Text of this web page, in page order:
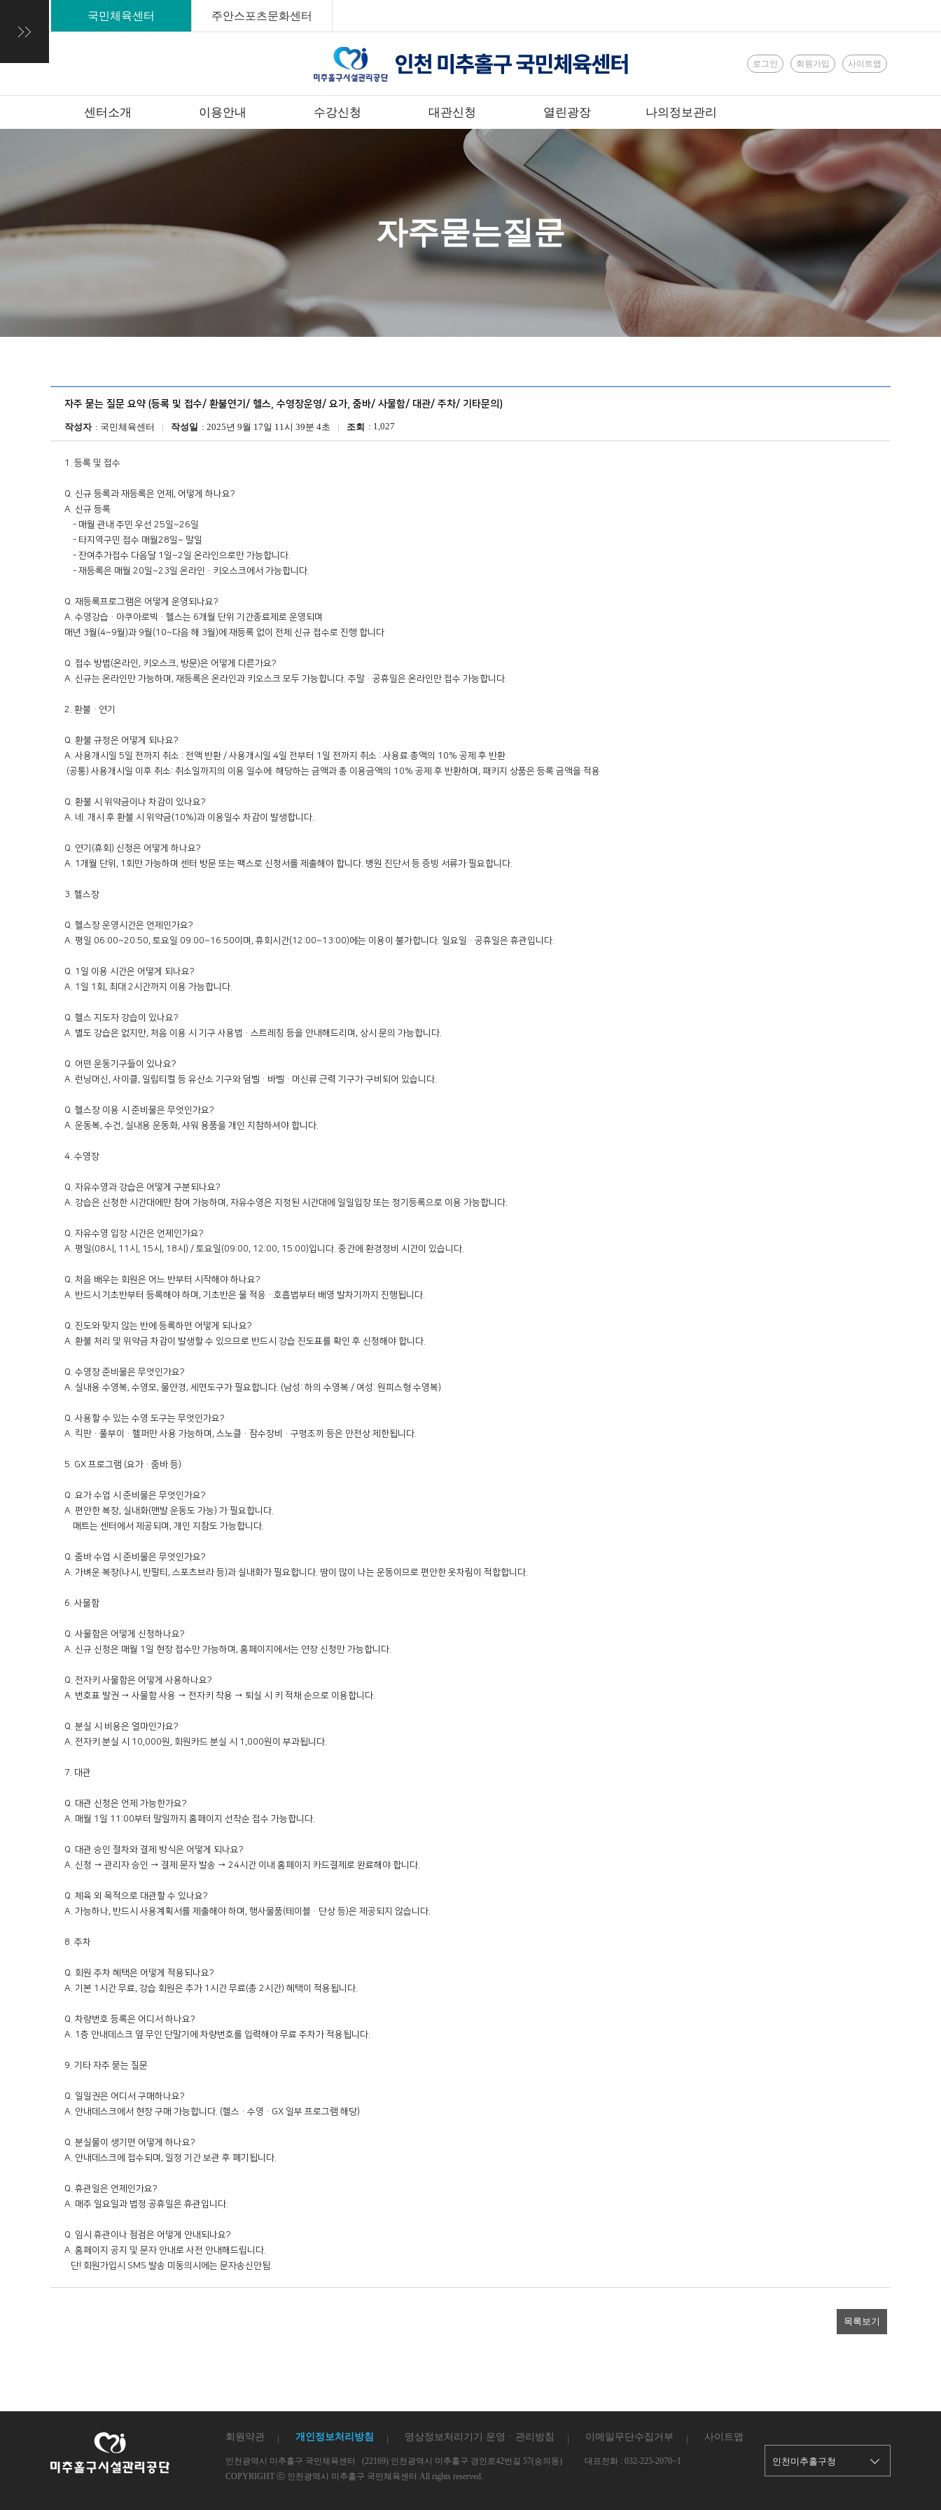
국민체육센터 주안스포츠문화센터
로그인 회원가입 사이트맵
센터소개 이용안내 수강신청 대관신청 열린광장 나의정보관리
자주묻는질문
자주 묻는 질문 요약 (등록 및 접수/ 환불연기/ 헬스, 수영장운영/ 요가, 줌바/ 사물함/ 대관/ 주차/ 기타문의)
작성자 국민체육센터 작성일 2025년 9월 17일 11시 39분 4초 조회 1,027
1. 등록 및 접수
Q. 신규 등록과 재등록은 언제, 어떻게 하나요?
A. 신규 등록
Q. 재등록프로그램은 어떻게 운영되나요?
A. 수영강습·아쿠아로빅·헬스는 6개월 단위 기간종료제로 운영되며
매년 3월(4~9월)과 9월(10~다음 해 3월)에 재등록 없이 전체 신규 접수로 진행 합니다
Q. 접수 방법(온라인, 키오스크, 방문)은 어떻게 다른가요?
A. 신규는 온라인만 가능하며, 재등록은 온라인과 키오스크 모두 가능합니다. 주말·공휴일은 온라인만 접수 가능합니다.
2. 환불·연기
Q. 환불 규정은 어떻게 되나요?
A. 사용개시일 5일 전까지 취소 : 전액 반환 / 사용개시일 4일 전부터 1일 전까지 취소 : 사용료 총액의 10% 공제 후 반환
Q. 환불 시 위약금이나 차감이 있나요?
A. 네. 개시 후 환불 시 위약금(10%)과 이용일수 차감이 발생합니다.
Q. 연기(휴회) 신청은 어떻게 하나요?
A. 1개월 단위, 1회만 가능하며 센터 방문 또는 팩스로 신청서를 제출해야 합니다. 병원 진단서 등 증빙 서류가 필요합니다.
3. 헬스장
Q. 헬스장 운영시간은 언제인가요?
A. 평일 06:00~20:50, 토요일 09:00~16:50이며, 휴회시간(12:00~13:00)에는 이용이 불가합니다. 일요일·공휴일은 휴관입니다.
Q. 1일 이용 시간은 어떻게 되나요?
A. 1일 1회, 최대 2시간까지 이용 가능합니다.
Q. 헬스 지도자 강습이 있나요?
A. 별도 강습은 없지만, 처음 이용 시 기구 사용법·스트레칭 등을 안내해드리며, 상시 문의 가능합니다.
Q. 어떤 운동기구들이 있나요?
A. 런닝머신, 사이클, 일립티컬 등 유산소 기구와 덤벨·바벨·머신류 근력 기구가 구비되어 있습니다.
Q. 헬스장 이용 시 준비물은 무엇인가요?
A. 운동복, 수건, 실내용 운동화, 샤워 용품을 개인 지참하셔야 합니다.
4. 수영장
Q. 자유수영과 강습은 어떻게 구분되나요?
A. 강습은 신청한 시간대에만 참여 가능하며, 자유수영은 지정된 시간대에 일일입장 또는 정기등록으로 이용 가능합니다.
Q. 자유수영 입장 시간은 언제인가요?
A. 평일(08시, 11시, 15시, 18시) / 토요일(09:00, 12:00, 15:00)입니다. 중간에 환경정비 시간이 있습니다.
Q. 처음 배우는 회원은 어느 반부터 시작해야 하나요?
A. 반드시 기초반부터 등록해야 하며, 기초반은 물 적응·호흡법부터 배영 발차기까지 진행됩니다.
Q. 진도와 맞지 않는 반에 등록하면 어떻게 되나요?
A. 환불 처리 및 위약금 차감이 발생할 수 있으므로 반드시 강습 진도표를 확인 후 신청해야 합니다.
Q. 수영장 준비물은 무엇인가요?
A. 실내용 수영복, 수영모, 물안경, 세면도구가 필요합니다. (남성: 하의 수영복 / 여성: 원피스형 수영복)
Q. 사용할 수 있는 수영 도구는 무엇인가요?
A. 킥판·풀부이·헬퍼만 사용 가능하며, 스노클·잠수장비·구명조끼 등은 안전상 제한됩니다.
5. GX 프로그램 (요가·줌바 등)
Q. 요가 수업 시 준비물은 무엇인가요?
A. 편안한 복장, 실내화(맨발 운동도 가능) 가 필요합니다.
Q. 줌바 수업 시 준비물은 무엇인가요?
A. 가벼운 복장(나시, 반팔티, 스포츠브라 등)과 실내화가 필요합니다. 땀이 많이 나는 운동이므로 편안한 옷차림이 적합합니다.
6. 사물함
Q. 사물함은 어떻게 신청하나요?
A. 신규 신청은 매월 1일 현장 접수만 가능하며, 홈페이지에서는 연장 신청만 가능합니다.
Q. 전자키 사물함은 어떻게 사용하나요?
A. 번호표 발권 → 사물함 사용 → 전자키 착용 → 퇴실 시 키 적채 순으로 이용합니다.
Q. 분실 시 비용은 얼마인가요?
A. 전자키 분실 시 10,000원, 회원카드 분실 시 1,000원이 부과됩니다.
7. 대관
Q. 대관 신청은 언제 가능한가요?
A. 매월 1일 11:00부터 말일까지 홈페이지 선착순 접수 가능합니다.
Q. 대관 승인 절차와 결제 방식은 어떻게 되나요?
A. 신청 → 관리자 승인 → 결제 문자 발송 → 24시간 이내 홈페이지 카드결제로 완료해야 합니다.
Q. 체육 외 목적으로 대관할 수 있나요?
A. 가능하나, 반드시 사용계획서를 제출해야 하며, 행사물품(테이블·단상 등)은 제공되지 않습니다.
8. 주차
Q. 회원 주차 혜택은 어떻게 적용되나요?
A. 기본 1시간 무료, 강습 회원은 추가 1시간 무료(총 2시간) 혜택이 적용됩니다.
Q. 차량번호 등록은 어디서 하나요?
A. 1층 안내데스크 옆 무인 단말기에 차량번호를 입력해야 무료 주차가 적용됩니다.
9. 기타 자주 묻는 질문
Q. 일일권은 어디서 구매하나요?
A. 안내데스크에서 현장 구매 가능합니다. (헬스·수영·GX 일부 프로그램 해당)
Q. 분실물이 생기면 어떻게 하나요?
A. 안내데스크에 접수되며, 일정 기간 보관 후 폐기됩니다.
Q. 휴관일은 언제인가요?
A. 매주 일요일과 법정 공휴일은 휴관입니다.
Q. 임시 휴관이나 점검은 어떻게 안내되나요?
A. 홈페이지 공지 및 문자 안내로 사전 안내해드립니다.
목록보기
회원약관 개인정보처리방침 영상정보처리기기 운영ㆍ관리방침 이메일무단수집거부 사이트맵
인천광역시 미추홀구 국민체육센터 (22169) 인천광역시 미추홀구 경인로42번길 57(숭의동)
대표전화 : 032-225-2070~1
COPYRIGHT ⓒ 인천광역시 미추홀구 국민체육센터 All rights reserved.
인천미추홀구청